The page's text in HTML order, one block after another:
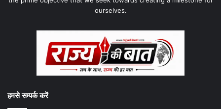
ourselves.
हमसे सम्पर्क करें